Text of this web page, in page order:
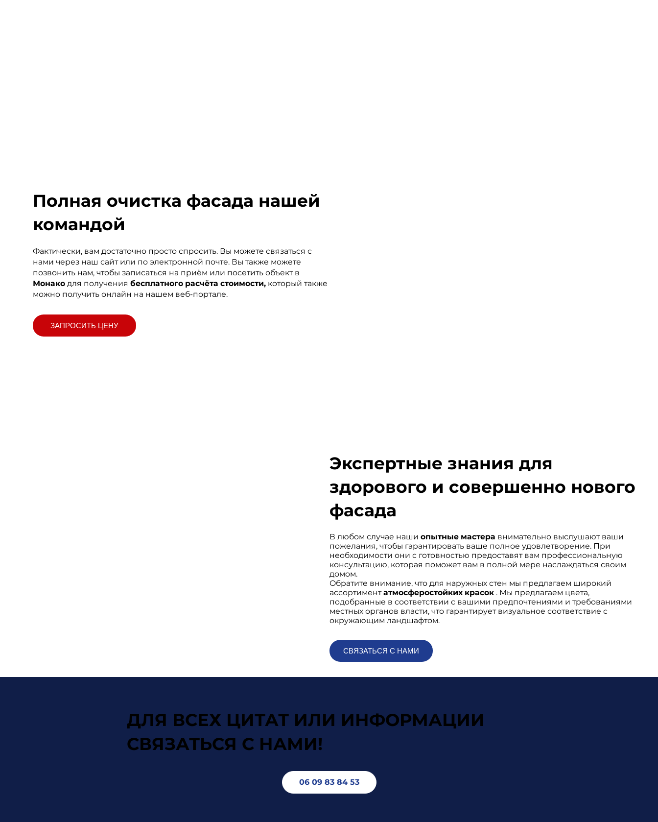
Полная очистка фасада нашей
командой
Фактически, вам достаточно просто спросить. Вы можете связаться с
нами через наш сайт или по электронной почте. Вы также можете
позвонить нам, чтобы записаться на приём или посетить объект в
Монако для получениябесплатного расчёта стоимости, который также
можно получить онлайн на нашем веб-портале.
ЗАПРОСИТЬ ЦЕНУ
Экспертные знания для
здорового и совершенно нового
фасада
В любом случае нашиопытные мастера внимательно выслушают ваши
пожелания, чтобы гарантировать ваше полное удовлетворение. При
необходимости они с готовностью предоставят вам профессиональную
консультацию, которая поможет вам в полной мере наслаждаться своим
домом.
Обратите внимание, что для наружных стен мы предлагаем широкий
ассортиментатмосферостойких красок . Мы предлагаем цвета,
подобранные в соответствии с вашими предпочтениями и требованиями
местных органов власти, что гарантирует визуальное соответствие с
окружающим ландшафтом.
СВЯЗАТЬСЯ С НАМИ
ДЛЯ ВСЕХ ЦИТАТ ИЛИ ИНФОРМАЦИИ
СВЯЗАТЬСЯ С НАМИ!
06 09 83 84 53